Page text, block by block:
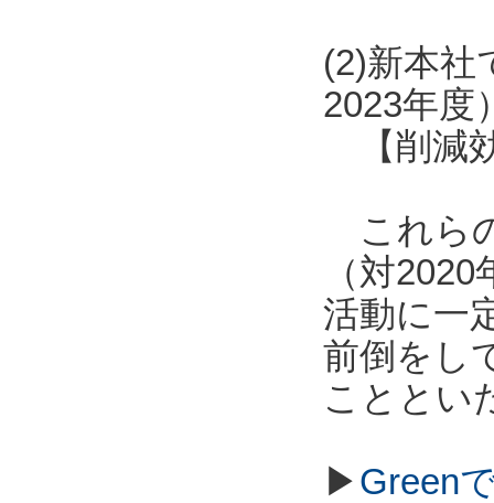
(2)新本社
2023年度
【削減
これら
（対
活動に一
前倒をし
こととい
▶Green